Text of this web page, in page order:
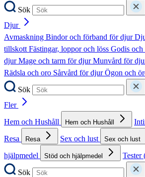
Sök
Djur
Avmaskning Bindor och förband för djur
tillskottFästingar, loppor och löss Godis och
djurMage och tarm för djurMunvård för
Rädsla och oro Sårvård för djurÖgon och
Sök
Fler
Hem och Hushåll
Hem och Hushåll
Resa
Resa Sex och lust Sex och lust
hjälpmedel
Stöd och hjälpmedel
Tester
Sök